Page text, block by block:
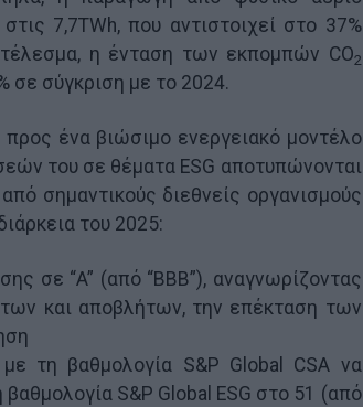
7,7TWh, που αντιστοιχεί στο 37%
η ένταση των εκπομπών CO2
σε σύγκριση με το 2024.
ένα βιώσιμο ενεργειακό μοντέλο
του σε θέματα ESG αποτυπώνονται
σημαντικούς διεθνείς οργανισμούς
του 2025:
σε “A” (από “BBB”), αναγνωρίζοντας
και αποβλήτων, την επέκταση των
τη βαθμολογία S&P Global CSA να
S&P Global ESG στο 51 (από